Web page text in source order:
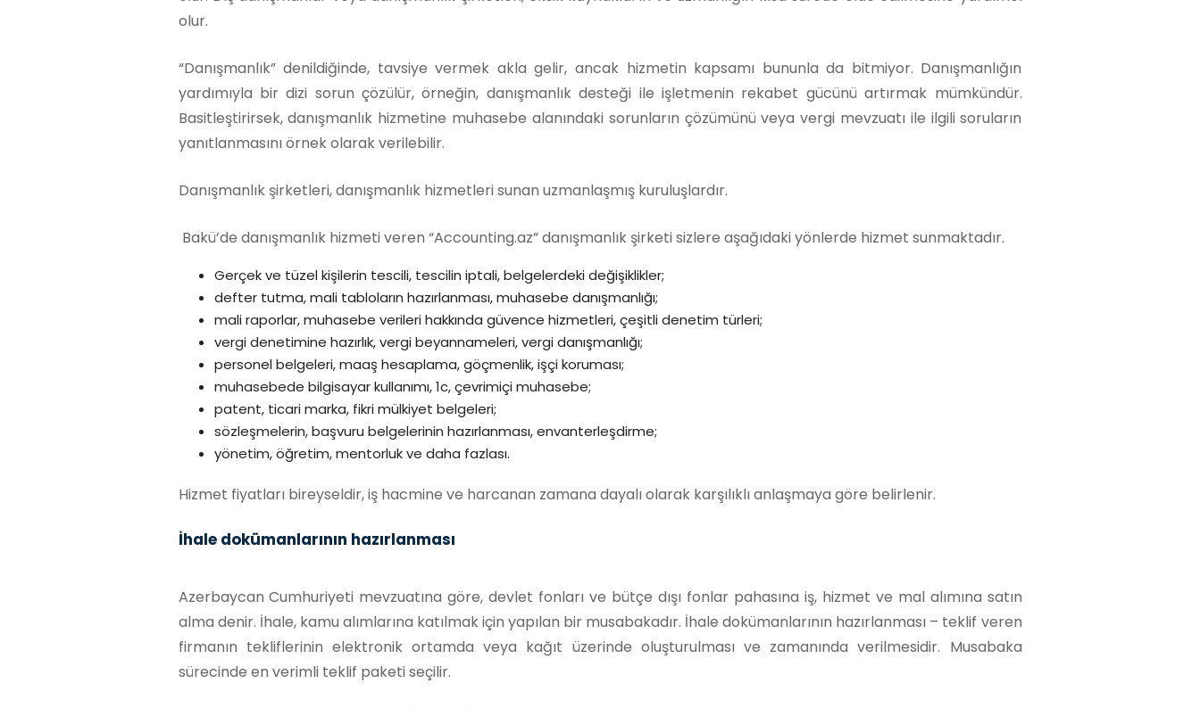
olur.
“Danışmanlık” denildiğinde, tavsiye vermek akla gelir, ancak hizmetin kapsamı bununla da bitmiyor. Danışmanlığın
yardımıyla bir dizi sorun çözülür, örneğin, danışmanlık desteği ile işletmenin rekabet gücünü artırmak mümkündür.
Basitleştirirsek, danışmanlık hizmetine muhasebe alanındaki sorunların çözümünü veya vergi mevzuatı ile ilgili soruların
yanıtlanmasını örnek olarak verilebilir.
Danışmanlık şirketleri, danışmanlık hizmetleri sunan uzmanlaşmış kuruluşlardır.
Bakü’de danışmanlık hizmeti veren “Accounting.az” danışmanlık şirketi sizlere aşağıdaki yönlerde hizmet sunmaktadır.
Gerçek ve tüzel kişilerin tescili, tescilin iptali, belgelerdeki değişiklikler;
defter tutma, mali tabloların hazırlanması, muhasebe danışmanlığı;
mali raporlar, muhasebe verileri hakkında güvence hizmetleri, çeşitli denetim türleri;
vergi denetimine hazırlık, vergi beyannameleri, vergi danışmanlığı;
personel belgeleri, maaş hesaplama, göçmenlik, işçi koruması;
muhasebede bilgisayar kullanımı, 1c, çevrimiçi muhasebe;
patent, ticari marka, fikri mülkiyet belgeleri;
sözleşmelerin, başvuru belgelerinin hazırlanması, envanterleşdirme;
yönetim, öğretim, mentorluk ve daha fazlası.
Hizmet fiyatları bireyseldir, iş hacmine ve harcanan zamana dayalı olarak karşılıklı anlaşmaya göre belirlenir.
İhale dokümanlarının hazırlanması
Azerbaycan Cumhuriyeti mevzuatına göre, devlet fonları ve bütçe dışı fonlar pahasına iş, hizmet ve mal alımına satın
alma denir. İhale, kamu alımlarına katılmak için yapılan bir musabakadır. İhale dokümanlarının hazırlanması – teklif veren
firmanın tekliflerinin elektronik ortamda veya kağıt üzerinde oluşturulması ve zamanında verilmesidir. Musabaka
sürecinde en verimli teklif paketi seçilir.